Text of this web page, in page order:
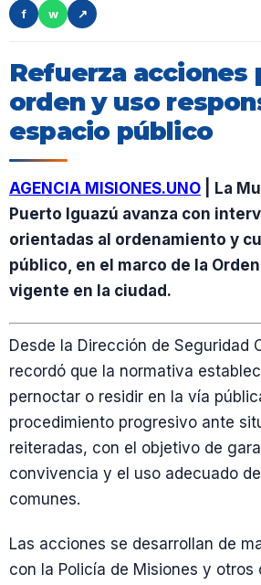
f
w ↗
Refuerza acciones
orden y uso
espacio público
AGENCIA MISIONES.UNO | La
Puerto Iguazú avanza con
orientadas al ordenamiento y
público, en el marco de la
vigente en la ciudad.
Desde la Dirección de Seguridad
recordó que la normativa
pernoctar o residir en la vía
procedimiento progresivo ante
reiteradas, con el objetivo de
convivencia y el uso adecuado
comunes.
Las acciones se desarrollan de
con la Policía de Misiones y otros